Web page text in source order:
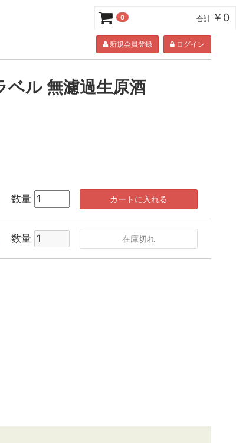
新規会員登録 ログイン
ベル 無濾過生原酒
数量 カートに入れる
数量 在庫切れ
0 合計 ￥0